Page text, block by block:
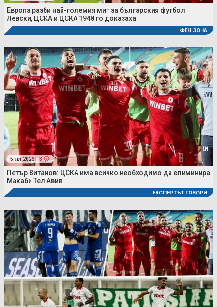
Европа разби най-големия мит за българския футбол:
Левски, ЦСКА и ЦСКА 1948 го доказаха
ФЕН ЗОНА
5 авг 2026 | 3
Петър Витанов: ЦСКА има всичко необходимо да елиминира
Макаби Тел Авив
ЕКСПЕРТЪТ ГОВОРИ